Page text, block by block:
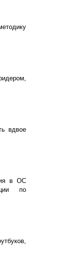
вдвое
в ОС
по